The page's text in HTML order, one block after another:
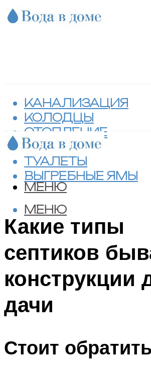
КАНАЛИЗАЦИЯ
КОЛОДЦЫ
ОТОПЛЕНИЕ
СЕПТИКИ
ТУАЛЕТЫ
ВЫГРЕБНЫЕ ЯМЫ
МЕНЮ
МЕНЮ
Какие типы
септиков
конструкции
дачи
Стоит обратить